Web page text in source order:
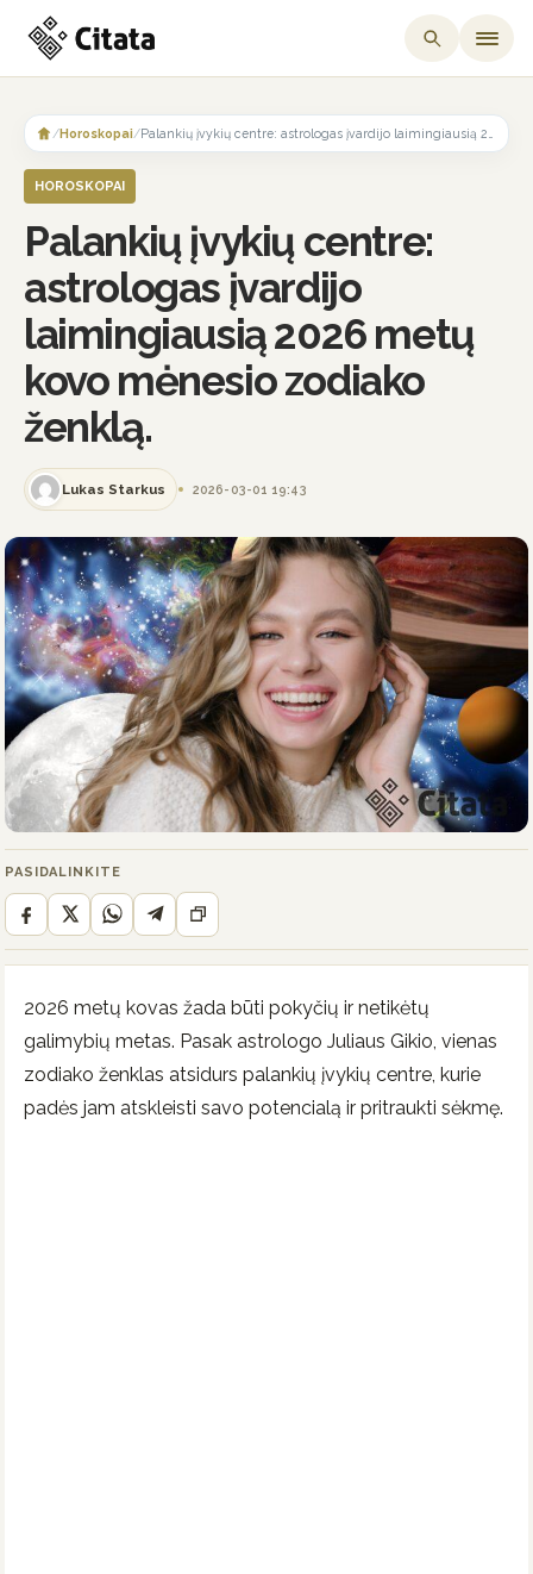
content
/Horoskopai/
HOROSKOPAI
Palankių įvykių centre:
astrologas įvardijo
laimingiausią 2026 metų
kovo mėnesio zodiako
ženklą.
Lukas Starkus 2026-03-01 19:43
PASIDALINKITE
2026 metų kovas žada būti pokyčių ir netikėtų
galimybių metas. Pasak astrologo Juliaus Gikio, vienas
zodiako ženklas atsidurs palankių įvykių centre, kurie
padės jam atskleisti savo potencialą ir pritraukti sėkmę.